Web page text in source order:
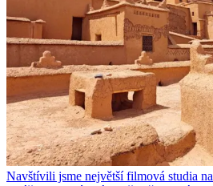
Navštívili jsme největší filmová studia